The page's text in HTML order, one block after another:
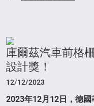
庫爾茲汽車前格
設計獎！
12/12/2023
2023年12月 12 日，德國